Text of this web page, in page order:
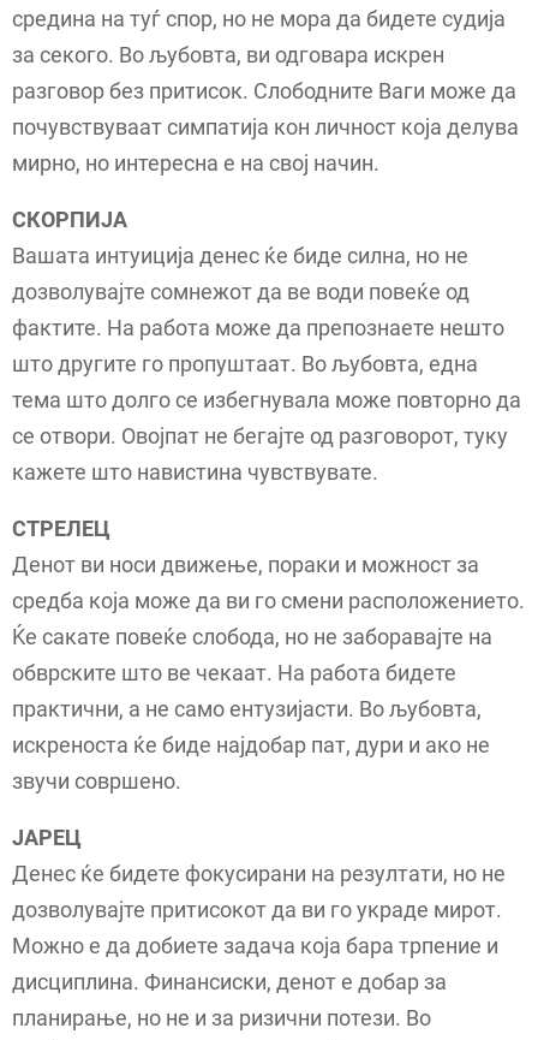
средина на туѓ спор, но не мора да бидете судија
за секого. Во љубовта, ви одговара искрен
разговор без притисок. Слободните Ваги може да
почувствуваат симпатија кон личност која делува
мирно, но интересна е на свој начин.
СКОРПИЈА
Вашата интуиција денес ќе биде силна, но не
дозволувајте сомнежот да ве води повеќе од
фактите. На работа може да препознаете нешто
што другите го пропуштаат. Во љубовта, една
тема што долго се избегнувала може повторно да
се отвори. Овојпат не бегајте од разговорот, туку
кажете што навистина чувствувате.
СТРЕЛЕЦ
Денот ви носи движење, пораки и можност за
средба која може да ви го смени расположението.
Ќе сакате повеќе слобода, но не заборавајте на
обврските што ве чекаат. На работа бидете
практични, а не само ентузијасти. Во љубовта,
искреноста ќе биде најдобар пат, дури и ако не
звучи совршено.
ЈАРЕЦ
Денес ќе бидете фокусирани на резултати, но не
дозволувајте притисокот да ви го украде мирот.
Можно е да добиете задача која бара трпение и
дисциплина. Финансиски, денот е добар за
планирање, но не и за ризични потези. Во